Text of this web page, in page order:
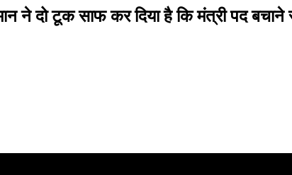
ने दो टूक साफ कर दिया है कि मंत्री पद